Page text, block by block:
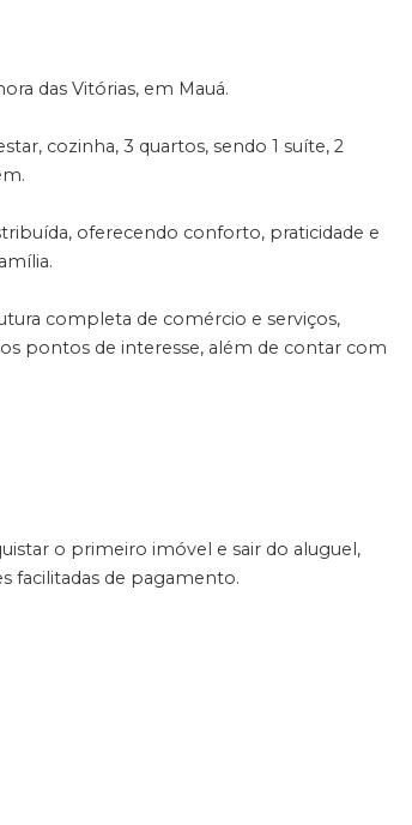
das Vitórias, em Mauá.
cozinha, 3 quartos, sendo 1 suíte, 2
oferecendo conforto, praticidade e
completa de comércio e serviços,
pontos de interesse, além de contar com
o primeiro imóvel e sair do aluguel,
facilitadas de pagamento.